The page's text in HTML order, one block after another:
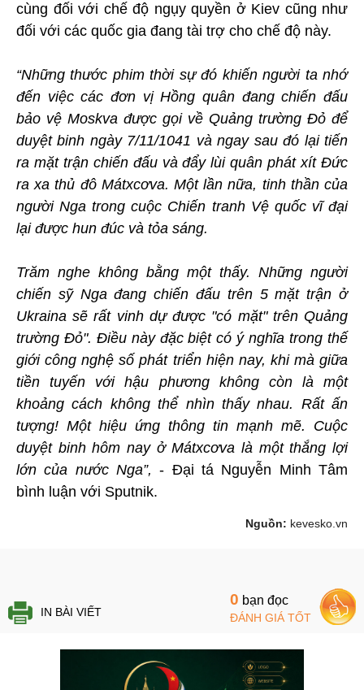
cùng đối với chế độ ngụy quyền ở Kiev cũng như
đối với các quốc gia đang tài trợ cho chế độ này.
“Những thước phim thời sự đó khiến người ta nhớ
đến việc các đơn vị Hồng quân đang chiến đấu
bảo vệ Moskva được gọi về Quảng trường Đỏ để
duyệt binh ngày 7/11/1041 và ngay sau đó lại tiến
ra mặt trận chiến đấu và đẩy lùi quân phát xít Đức
ra xa thủ đô Mátxcơva. Một lần nữa, tinh thần của
người Nga trong cuộc Chiến tranh Vệ quốc vĩ đại
lại được hun đúc và tỏa sáng.
Trăm nghe không bằng một thấy. Những người
chiến sỹ Nga đang chiến đấu trên 5 mặt trận ở
Ukraina sẽ rất vinh dự được "có mặt" trên Quảng
trường Đỏ". Điều này đặc biệt có ý nghĩa trong thế
giới công nghệ số phát triển hiện nay, khi mà giữa
tiền tuyến với hậu phương không còn là một
khoảng cách không thể nhìn thấy nhau. Rất ấn
tượng! Một hiệu ứng thông tin mạnh mẽ. Cuộc
duyệt binh hôm nay ở Mátxcơva là một thắng lợi
lớn của nước Nga”, - Đại tá Nguyễn Minh Tâm
bình luận với Sputnik.
Nguồn: kevesko.vn
IN BÀI VIẾT
0 bạn đọc
ĐÁNH GIÁ TỐT